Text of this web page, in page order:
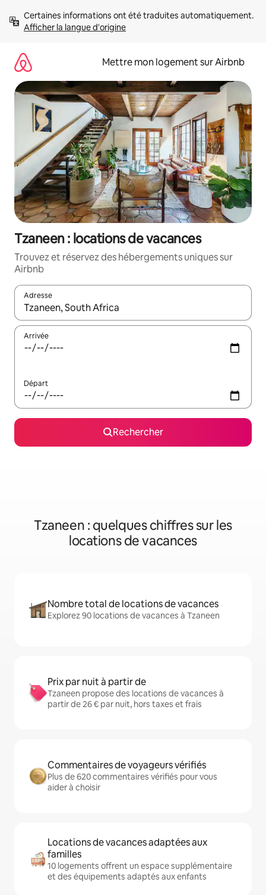
directement
Afficher la langue d'origine
Mettre mon logement sur Airbnb
Tzaneen : locations de vacances
Trouvez et réservez des hébergements uniques sur
Airbnb
Adresse
Lorsque les résultats s'affichent, utilisez les flèches vers le
Arrivée
Départ
Rechercher
Tzaneen : quelques chiffres sur les
locations de vacances
Nombre total de locations de vacances
Explorez 90 locations de vacances à Tzaneen
Prix par nuit à partir de
Tzaneen propose des locations de vacances à
partir de 26 € par nuit, hors taxes et frais
Commentaires de voyageurs vérifiés
Plus de 620 commentaires vérifiés pour vous
aider à choisir
Locations de vacances adaptées aux
familles
10 logements offrent un espace supplémentaire
et des équipements adaptés aux enfants